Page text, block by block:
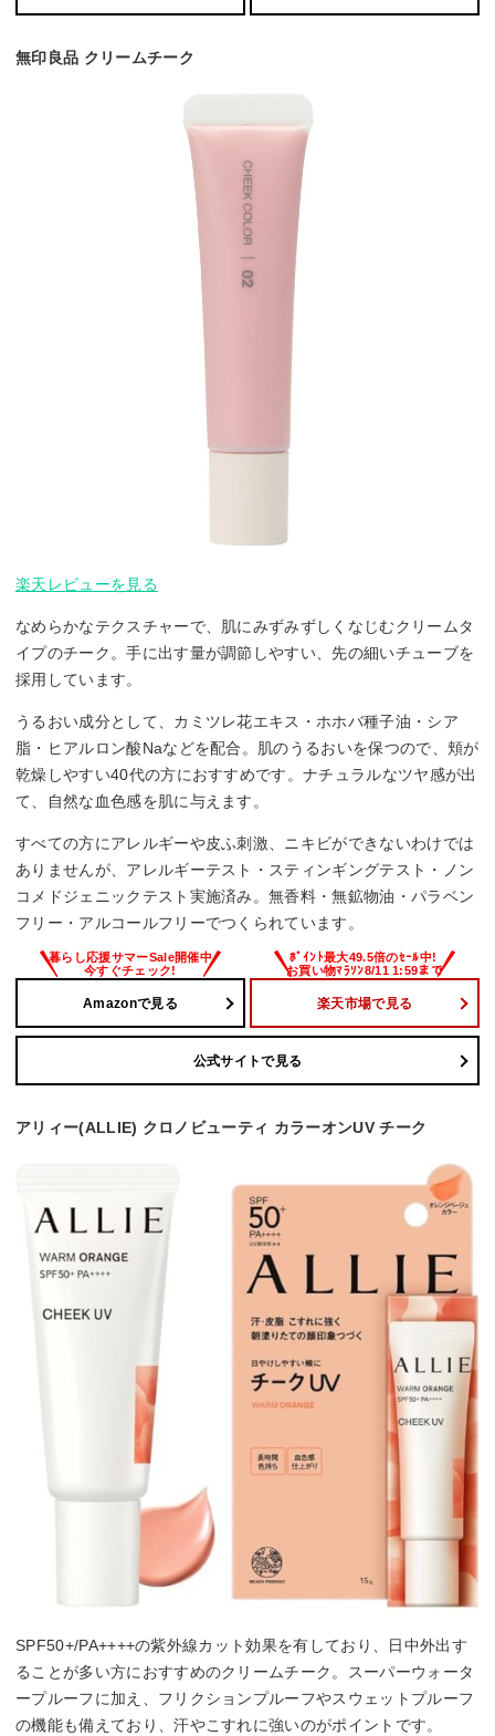
無印良品 クリームチーク
楽天レビューを見る
なめらかなテクスチャーで、肌にみずみずしくなじむクリームタ
イプのチーク。手に出す量が調節しやすい、先の細いチューブを
採用しています。
うるおい成分として、カミツレ花エキス・ホホバ種子油・シア
脂・ヒアルロン酸Naなどを配合。肌のうるおいを保つので、頬が
乾燥しやすい40代の方におすすめです。ナチュラルなツヤ感が出
て、自然な血色感を肌に与えます。
すべての方にアレルギーや皮ふ刺激、ニキビができないわけでは
ありませんが、アレルギーテスト・スティンギングテスト・ノン
コメドジェニックテスト実施済み。無香料・無鉱物油・パラベン
フリー・アルコールフリーでつくられています。
Amazonで見る 楽天市場で見る
公式サイトで見る
アリィー(ALLIE) クロノビューティ カラーオンUV チーク
SPF50+/PA++++の紫外線カット効果を有しており、日中外出す
ることが多い方におすすめのクリームチーク。スーパーウォータ
ープルーフに加え、フリクションプルーフやスウェットプルーフ
の機能も備えており、汗やこすれに強いのがポイントです。